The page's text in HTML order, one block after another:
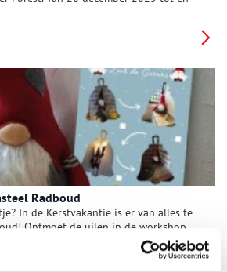
School) in een poëtisch landschap
park.
Radboud
In de Kerstvakantie is er van alles te
Ontmoet de uilen in de workshop
creatief knutselen. Daarnaast is er
en een middag Keltische muziek,
en feestelijk versierd kasteel. En: de